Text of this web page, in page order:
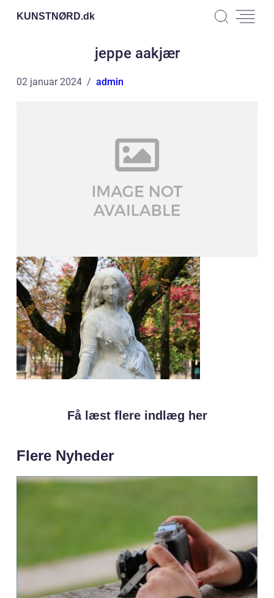
KUNSTNØRD.dk
jeppe aakjær
02 januar 2024 admin
Få læst flere indlæg her
Flere Nyheder